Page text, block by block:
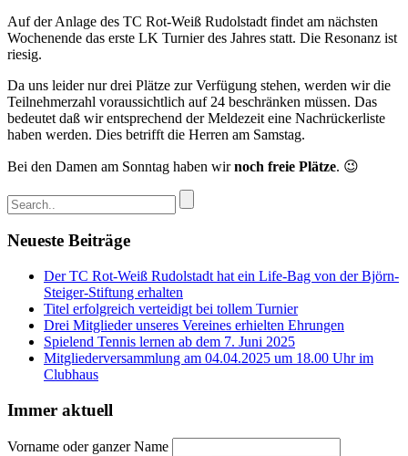
Auf der Anlage des TC Rot-Weiß Rudolstadt findet am nächsten
Wochenende das erste LK Turnier des Jahres statt. Die Resonanz ist
riesig.
Da uns leider nur drei Plätze zur Verfügung stehen, werden wir die
Teilnehmerzahl voraussichtlich auf 24 beschränken müssen. Das
bedeutet daß wir entsprechend der Meldezeit eine Nachrückerliste
haben werden. Dies betrifft die Herren am Samstag.
Bei den Damen am Sonntag haben wirnoch freie Plätze. 😉
Neueste Beiträge
Der TC Rot-Weiß Rudolstadt hat ein Life-Bag von der Björn-
Steiger-Stiftung erhalten
Titel erfolgreich verteidigt bei tollem Turnier
Drei Mitglieder unseres Vereines erhielten Ehrungen
Spielend Tennis lernen ab dem 7. Juni 2025
Mitgliederversammlung am 04.04.2025 um 18.00 Uhr im
Clubhaus
Immer aktuell
Vorname oder ganzer Name